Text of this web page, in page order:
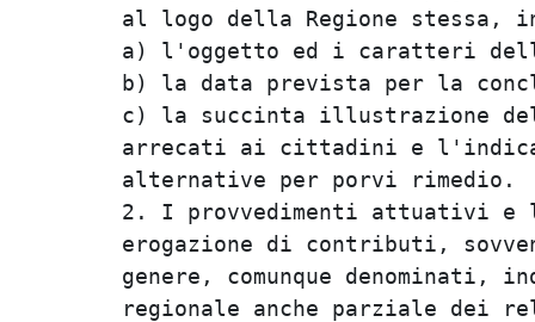
al logo della
a) l'oggetto ed
b) la data
c) la succinta
arrecati ai cittadini e
alternative
2. I provvedimenti
erogazione di
genere, comunque
regionale anche parziale